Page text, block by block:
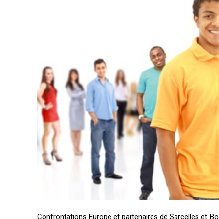
Confrontations Europe et partenaires de Sarcelles et